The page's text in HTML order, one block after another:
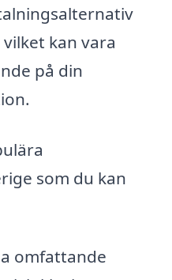
kan vara
på din
som du kan
omfattande